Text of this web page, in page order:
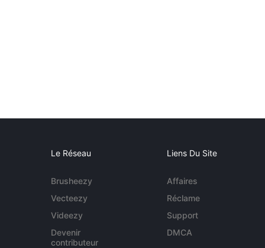
Le Réseau
Brusheezy
Vecteezy
Videezy
Devenir
contributeur
Liens Du Site
Affaires
Réclame
Support
DMCA